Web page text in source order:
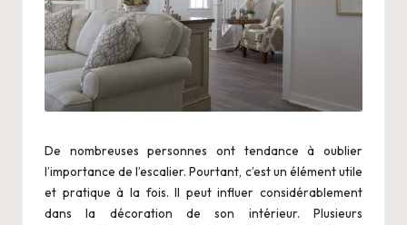
De nombreuses personnes ont tendance à oublier
l’importance de l’escalier. Pourtant, c’est un élément utile
et pratique à la fois. Il peut influer considérablement
dans la décoration de son intérieur. Plusieurs